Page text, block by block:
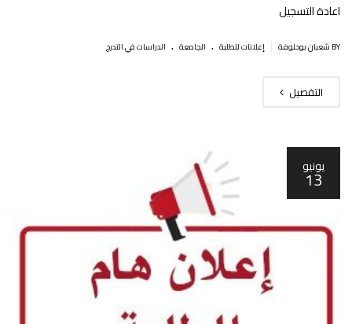
اعادة التسجيل
BY شعبان بوحلوفة إعلانات للطلبة . الجامعة . الدراسات في التدرج
التفصيل
يونيو
13